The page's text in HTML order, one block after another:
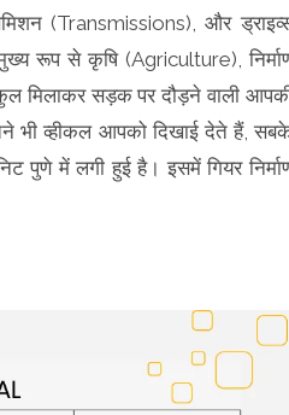
(Transmissions), और
रूप से कृषि (Agriculture),
मिलाकर सड़क पर दौड़ने वाली
भी व्हीकल आपको दिखाई देते हैं,
पुणे में लगी हुई है। इसमें गियर